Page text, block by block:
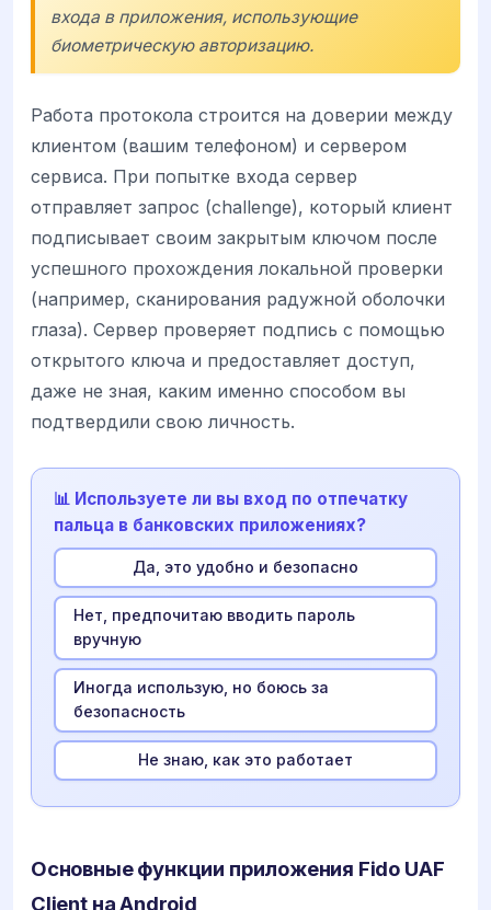
входа в приложения, использующие
биометрическую авторизацию.
Работа протокола строится на доверии между
клиентом (вашим телефоном) и сервером
сервиса. При попытке входа сервер
отправляет запрос (challenge), который клиент
подписывает своим закрытым ключом после
успешного прохождения локальной проверки
(например, сканирования радужной оболочки
глаза). Сервер проверяет подпись с помощью
открытого ключа и предоставляет доступ,
даже не зная, каким именно способом вы
подтвердили свою личность.
📊 Используете ли вы вход по отпечатку
пальца в банковских приложениях?
Да, это удобно и безопасно
Нет, предпочитаю вводить пароль
вручную
Иногда использую, но боюсь за
безопасность
Не знаю, как это работает
Основные функции приложения Fido UAF
Client на Android